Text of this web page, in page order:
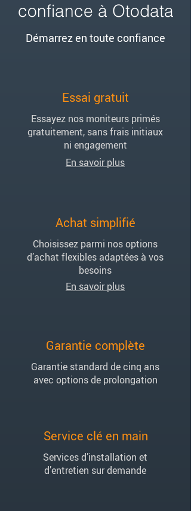
confiance à Otodata
Démarrez en toute confiance
Essai gratuit
Essayez nos moniteurs primés
gratuitement, sans frais initiaux
ni engagement
En savoir plus
Achat simplifié
Choisissez parmi nos options
d’achat flexibles adaptées à vos
besoins
En savoir plus
Garantie complète
Garantie standard de cinq ans
avec options de prolongation
Service clé en main
Services d’installation et
d’entretien sur demande